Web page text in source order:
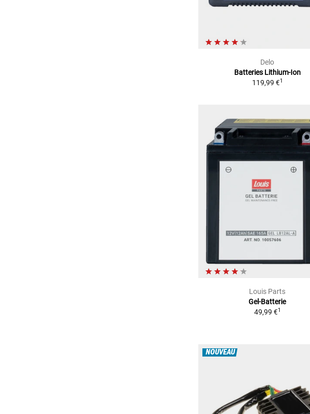
Delo
Batteries Lithium-Ion
119,99 €1
Louis Parts
Gel-Batterie
49,99 €1
NOUVEAU